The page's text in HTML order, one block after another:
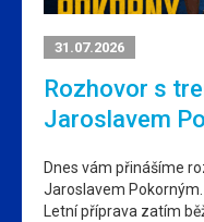
31.07.2026
Rozhovor s
Jaroslavem
Dnes vám přinášíme
Jaroslavem
Letní příprava zatím